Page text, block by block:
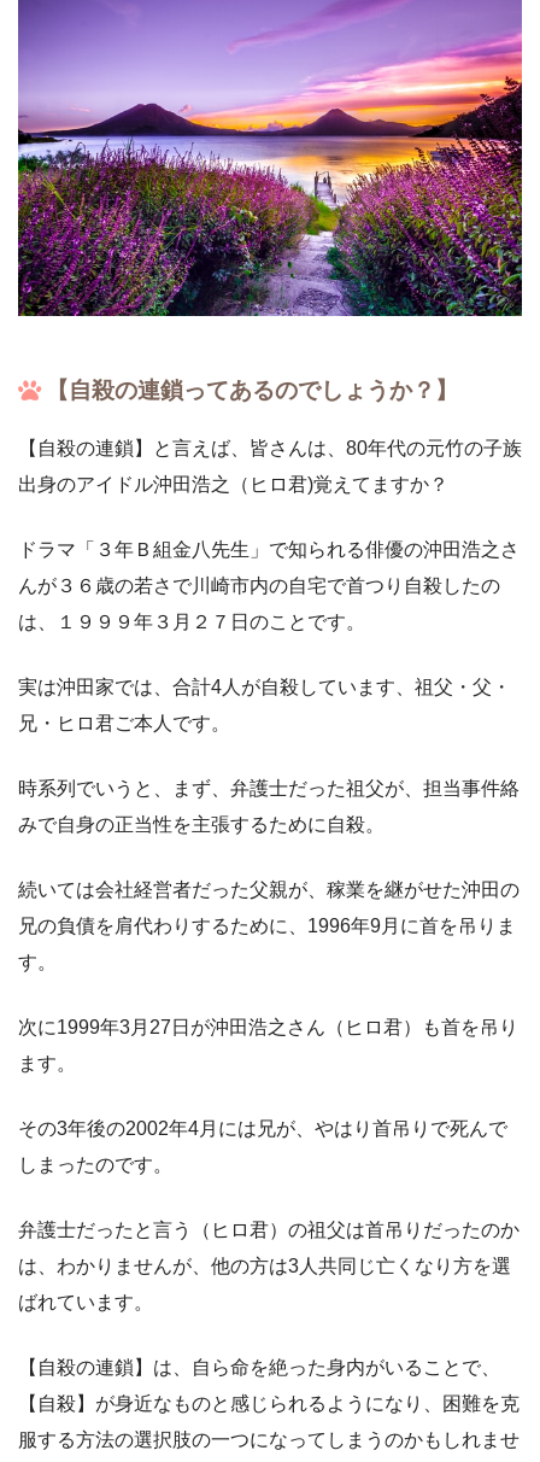
【自殺の連鎖ってあるのでしょうか？】
【自殺の連鎖】と言えば、皆さんは、80年代の元竹の子族
出身のアイドル沖田浩之（ヒロ君)覚えてますか？
ドラマ「３年Ｂ組金八先生」で知られる俳優の沖田浩之さ
んが３６歳の若さで川崎市内の自宅で首つり自殺したの
は、１９９９年３月２７日のことです。
実は沖田家では、合計4人が自殺しています、祖父・父・
兄・ヒロ君ご本人です。
時系列でいうと、まず、弁護士だった祖父が、担当事件絡
みで自身の正当性を主張するために自殺。
続いては会社経営者だった父親が、稼業を継がせた沖田の
兄の負債を肩代わりするために、1996年9月に首を吊りま
す。
次に1999年3月27日が沖田浩之さん（ヒロ君）も首を吊り
ます。
その3年後の2002年4月には兄が、やはり首吊りで死んで
しまったのです。
弁護士だったと言う（ヒロ君）の祖父は首吊りだったのか
は、わかりませんが、他の方は3人共同じ亡くなり方を選
ばれています。
【自殺の連鎖】は、自ら命を絶った身内がいることで、
【自殺】が身近なものと感じられるようになり、困難を克
服する方法の選択肢の一つになってしまうのかもしれませ